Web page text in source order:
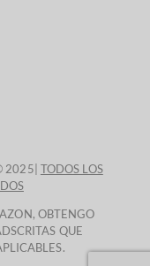
2025| TODOS LOS
OBTENGO
QUE